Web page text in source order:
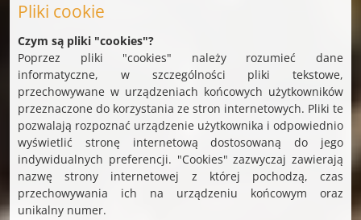
Pliki cookie
Czym są pliki "cookies"?
Poprzez pliki "cookies" należy rozumieć dane
informatyczne, w szczególności pliki tekstowe,
przechowywane w urządzeniach końcowych użytkowników
przeznaczone do korzystania ze stron internetowych. Pliki te
pozwalają rozpoznać urządzenie użytkownika i odpowiednio
wyświetlić stronę internetową dostosowaną do jego
indywidualnych preferencji. "Cookies" zazwyczaj zawierają
nazwę strony internetowej z której pochodzą, czas
przechowywania ich na urządzeniu końcowym oraz
unikalny numer.